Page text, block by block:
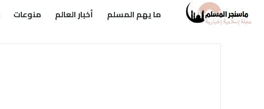
ما يهم المسلم أخبار العالم منوعات